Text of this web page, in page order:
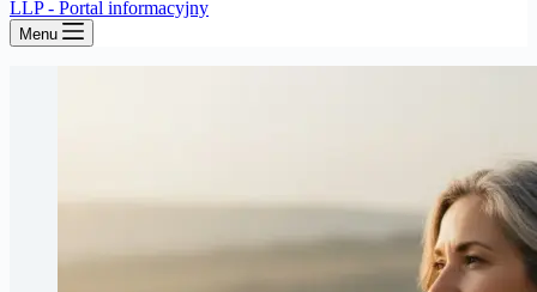
LLP - Portal informacyjny
Menu